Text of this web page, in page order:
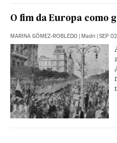
O fim da Europa como
MARINA GÓMEZ-ROBLEDO | Madri | SEP